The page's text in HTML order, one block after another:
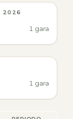
2026
1 gara
1 gara